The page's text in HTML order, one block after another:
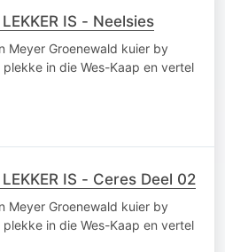
IS - Neelsies
Meyer Groenewald kuier by
in die Wes-Kaap en vertel
IS - Ceres Deel 02
Meyer Groenewald kuier by
in die Wes-Kaap en vertel